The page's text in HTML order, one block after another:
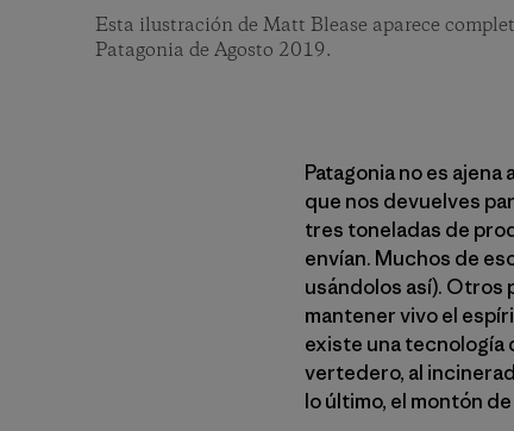
Esta ilustración de Matt Blease aparece
Patagonia de Agosto 2019.
Patagonia no es
que nos devuelves
tres toneladas de
envían. Muchos de
usándolos así). Otros
mantener vivo el
existe una tecnología
vertedero, al
lo último, el montón